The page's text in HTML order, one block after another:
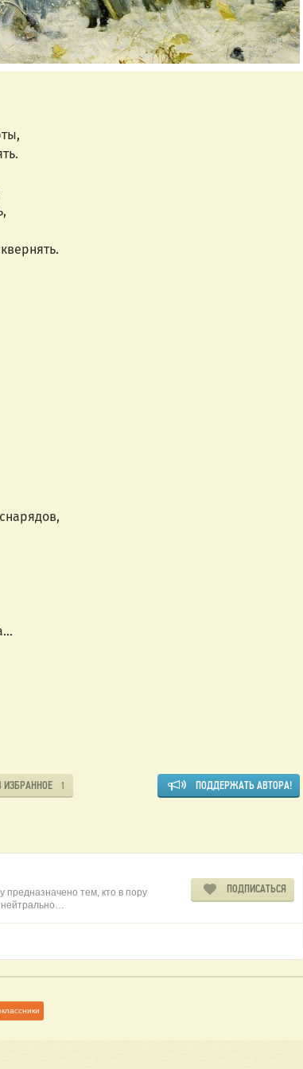
ИЗБРАННОЕ 1 ПОДДЕРЖАТЬ АВТОРА!
предназначено тем, кто в пору
нейтрально…
ПОДПИСАТЬСЯ